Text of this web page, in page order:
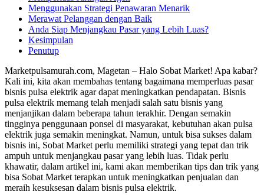
Menggunakan Strategi Penawaran Menarik
Merawat Pelanggan dengan Baik
Anda Siap Menjangkau Pasar yang Lebih Luas?
Kesimpulan
Penutup
Marketpulsamurah.com, Magetan – Halo Sobat Market! Apa kabar?
Kali ini, kita akan membahas tentang bagaimana memperluas pasar
bisnis pulsa elektrik agar dapat meningkatkan pendapatan. Bisnis
pulsa elektrik memang telah menjadi salah satu bisnis yang
menjanjikan dalam beberapa tahun terakhir. Dengan semakin
tingginya penggunaan ponsel di masyarakat, kebutuhan akan pulsa
elektrik juga semakin meningkat. Namun, untuk bisa sukses dalam
bisnis ini, Sobat Market perlu memiliki strategi yang tepat dan trik
ampuh untuk menjangkau pasar yang lebih luas. Tidak perlu
khawatir, dalam artikel ini, kami akan memberikan tips dan trik yang
bisa Sobat Market terapkan untuk meningkatkan penjualan dan
meraih kesuksesan dalam bisnis pulsa elektrik.